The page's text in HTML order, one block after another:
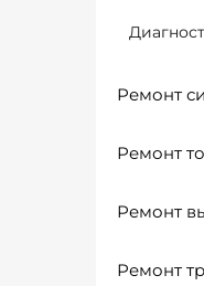
Ремонт
Ремонт
Ремонт
Ремонт